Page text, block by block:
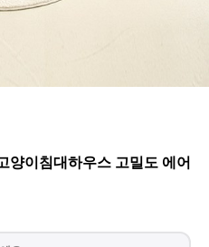
이침대하우스 고밀도 에어